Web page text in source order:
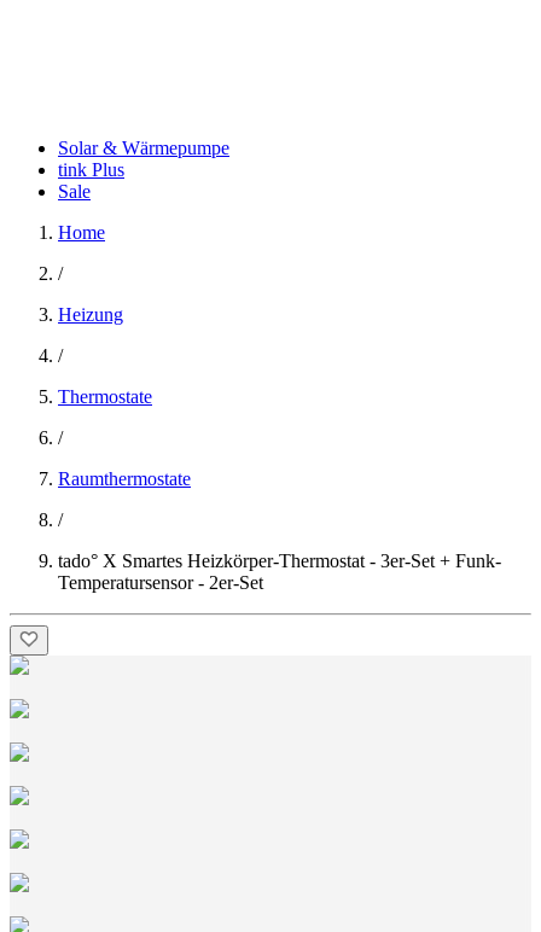
Solar & Wärmepumpe
tink Plus
Sale
Home
/
Heizung
/
Thermostate
/
Raumthermostate
/
tado° X Smartes Heizkörper-Thermostat - 3er-Set + Funk-
Temperatursensor - 2er-Set